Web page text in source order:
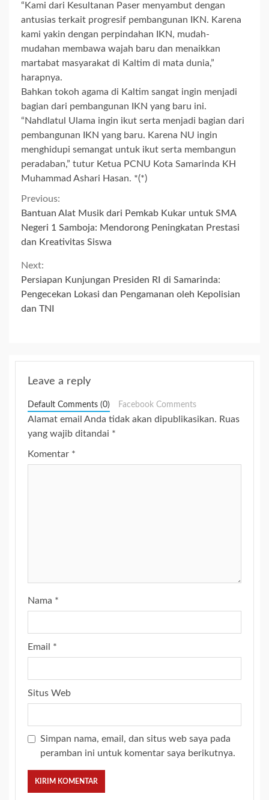
“Kami dari Kesultanan Paser menyambut dengan
antusias terkait progresif pembangunan IKN. Karena
kami yakin dengan perpindahan IKN, mudah-
mudahan membawa wajah baru dan menaikkan
martabat masyarakat di Kaltim di mata dunia,”
harapnya.
Bahkan tokoh agama di Kaltim sangat ingin menjadi
bagian dari pembangunan IKN yang baru ini.
“Nahdlatul Ulama ingin ikut serta menjadi bagian dari
pembangunan IKN yang baru. Karena NU ingin
menghidupi semangat untuk ikut serta membangun
peradaban,” tutur Ketua PCNU Kota Samarinda KH
Muhammad Ashari Hasan. *(*)
Continue
Reading
Previous:
Bantuan Alat Musik dari Pemkab Kukar untuk SMA
Negeri 1 Samboja: Mendorong Peningkatan Prestasi
dan Kreativitas Siswa
Next:
Persiapan Kunjungan Presiden RI di Samarinda:
Pengecekan Lokasi dan Pengamanan oleh Kepolisian
dan TNI
Leave a reply
Default Comments (0) Facebook Comments
Alamat email Anda tidak akan dipublikasikan. Ruas
yang wajib ditandai *
Komentar *
Nama *
Email *
Situs Web
Simpan nama, email, dan situs web saya pada
peramban ini untuk komentar saya berikutnya.